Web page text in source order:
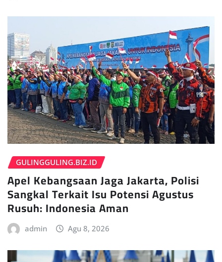
GULINGGULING.BIZ.ID
Apel Kebangsaan Jaga Jakarta, Polisi
Sangkal Terkait Isu Potensi Agustus
Rusuh: Indonesia Aman
admin Agu 8, 2026